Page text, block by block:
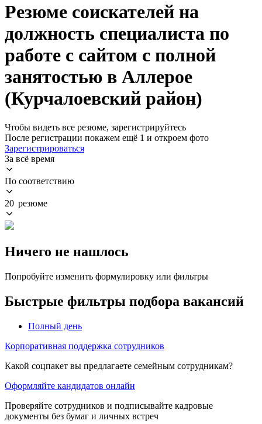
Резюме соискателей на
должность специалиста по
работе с сайтом с полной
занятостью в Аллерое
(Курчалоевский район)
Чтобы видеть все резюме, зарегистрируйтесь
После регистрации покажем ещё 1 и откроем фото
Зарегистрироваться
За всё время
По соответствию
20 резюме
Ничего не нашлось
Попробуйте изменить формулировку или фильтры
Быстрые фильтры подбора вакансий
Полный день
Корпоративная поддержка сотрудников
Какой соцпакет вы предлагаете семейным сотрудникам?
Оформляйте кандидатов онлайн
Проверяйте сотрудников и подписывайте кадровые
документы без бумаг и личных встреч